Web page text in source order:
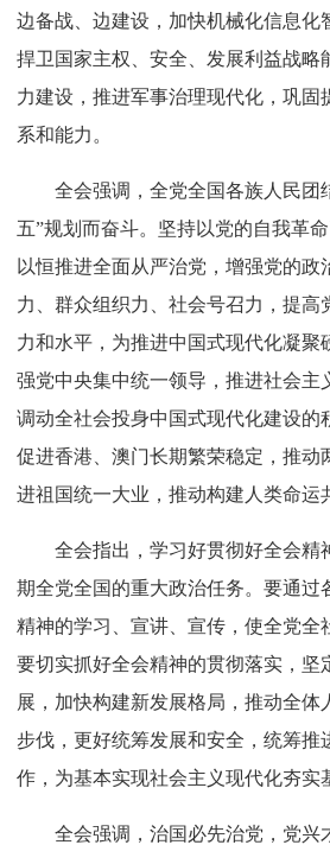
边备战、边建设，加快机械化信息化
捍卫国家主权、安全、发展利益战略
力建设，推进军事治理现代化，巩固
系和能力。
全会强调，全党全国各族人民团
五”规划而奋斗。坚持以党的自我革
以恒推进全面从严治党，增强党的政
力、群众组织力、社会号召力，提高
力和水平，为推进中国式现代化凝聚
强党中央集中统一领导，推进社会主
调动全社会投身中国式现代化建设的
促进香港、澳门长期繁荣稳定，推动
进祖国统一大业，推动构建人类命运
全会指出，学习好贯彻好全会精
期全党全国的重大政治任务。要通过
精神的学习、宣讲、宣传，使全党全
要切实抓好全会精神的贯彻落实，坚
展，加快构建新发展格局，推动全体
步伐，更好统筹发展和安全，统筹推
作，为基本实现社会主义现代化夯实
全会强调，治国必先治党，党兴